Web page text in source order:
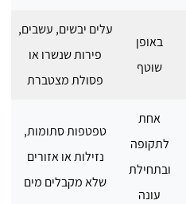
באופן
שוטף
עלים יבשים, עשבים,
פירות שנשרו או
פסולת מצטברת
אחת
לתקופה
ובתחילת
עונה
טפטפות סתומות,
נזילות או אזורים
שלא מקבלים מים